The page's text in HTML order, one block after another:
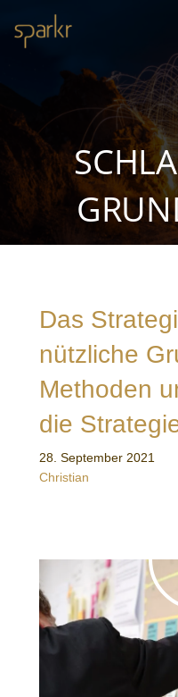
Inhalt
springen
Leadership
Das
nützliche
Methoden
die
28. September 2021
Christian